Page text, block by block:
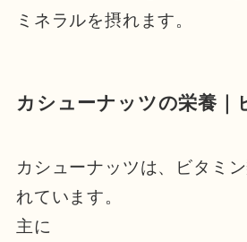
ミネラルを摂れます。
カシューナッツの栄養｜
カシューナッツは、ビタミ
れています。
主に